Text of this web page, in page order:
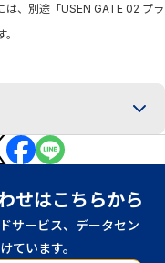
、別途「USEN GATE 02 プラ
せはこちらから
サービス、データセン
ています。